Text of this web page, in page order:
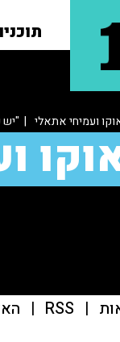
ועמיחי אתאלי | "יש
|
RSS
|